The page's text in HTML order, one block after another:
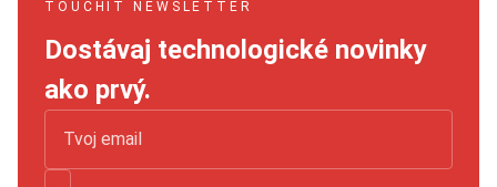
TOUCHIT NEWSLETTER
Dostávaj technologické novinky
ako prvý.